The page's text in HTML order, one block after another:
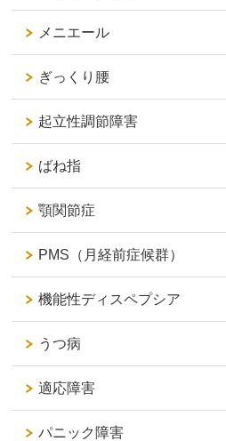
メニエール
ぎっくり腰
起立性調節障害
ばね指
顎関節症
PMS（月経前症候群）
機能性ディスペプシア
うつ病
適応障害
パニック障害